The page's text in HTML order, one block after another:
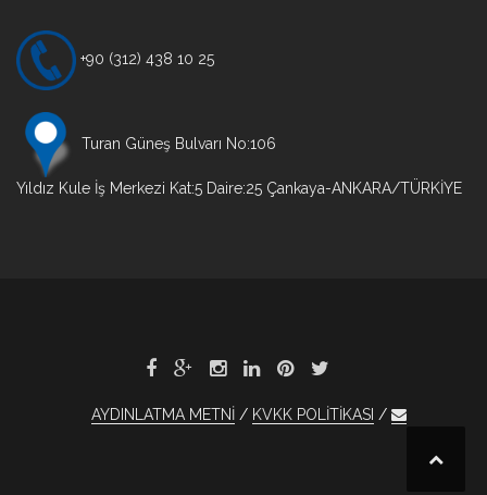
+90 (312) 438 10 25
Turan Güneş Bulvarı No:106
Yıldız Kule İş Merkezi Kat:5 Daire:25 Çankaya-ANKARA/TÜRKİYE
AYDINLATMA METNİ KVKK POLİTİKASI